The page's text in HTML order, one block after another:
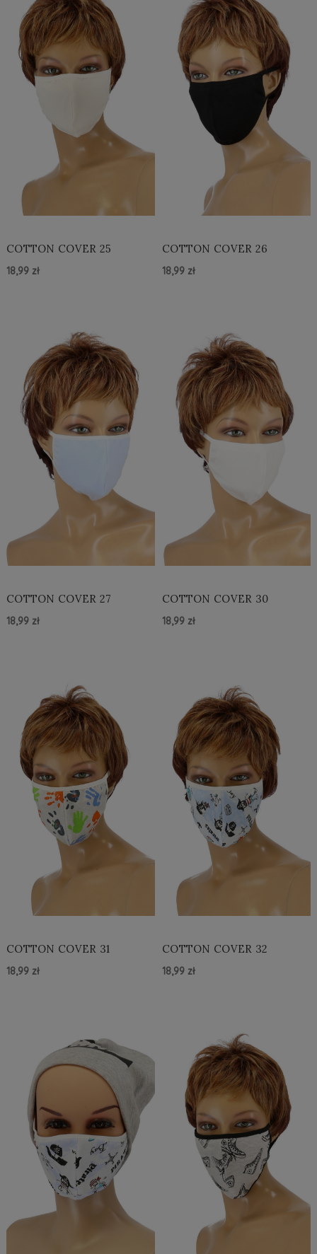
COTTON COVER 25
18,99 zł
COTTON COVER 26
18,99 zł
COTTON COVER 27
18,99 zł
COTTON COVER 30
18,99 zł
COTTON COVER 31
18,99 zł
COTTON COVER 32
18,99 zł